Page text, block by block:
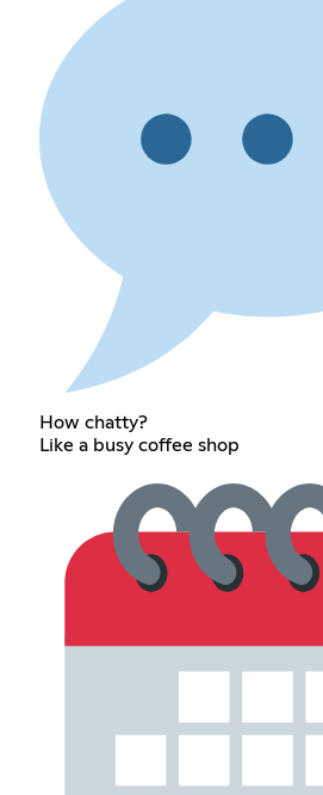
How chatty?
Like a busy coffee shop